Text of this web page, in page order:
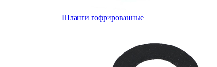
Шланги гофрированные